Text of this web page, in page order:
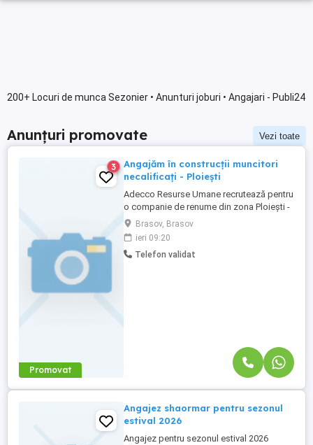
200+ Locuri de munca Sezonier • Anunturi joburi • Angajari - Publi24
Anunțuri promovate Vezi toate
Promovat
3
Angajăm în construcții muncitori
necalificați - Ploiești
Adecco Resurse Umane recrutează pentru
o companie de renume din zona Ploiești -
Brazi, activă în domeniul construcțiilor și al
structurilor metalice. Responsabilități:
Montaj și manipulare structuri metalice;
Încărcarea, descărcarea și manipularea
Brasov, Brasov
ieri 09:20
Telefon validat
Angajez shaormar pentru sezonul
estival 2026
Angajez pentru sezonul estival 2026